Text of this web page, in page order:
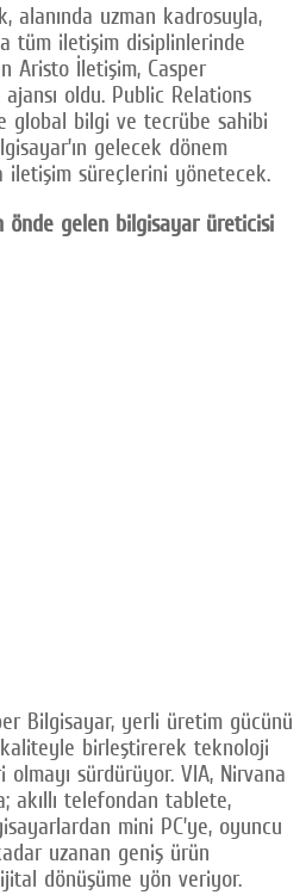
alanında uzman kadrosuyla,
tüm iletişim disiplinlerinde
Aristo İletişim, Casper
oldu. Public Relations
global bilgi ve tecrübe sahibi
gelecek dönem
süreçlerini yönetecek.
önde gelen bilgisayar üreticisi
Bilgisayar, yerli üretim gücünü
birleştirerek teknoloji
olmayı sürdürüyor. VIA, Nirvana
akıllı telefondan tablete,
mini PC’ye, oyuncu
uzanan geniş ürün
dönüşüme yön veriyor.